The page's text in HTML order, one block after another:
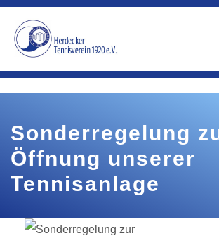
Sonderregelung
Öffnung unserer
Tennisanlage